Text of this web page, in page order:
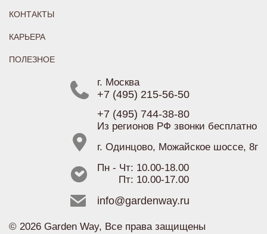
КОНТАКТЫ
КАРЬЕРА
ПОЛЕЗНОЕ
г. Москва
+7 (495) 215-56-50
+7 (495) 744-38-80
Из регионов РФ звонки бесплатно
г. Одинцово, Можайское шоссе, 8г
Пн - Чт: 10.00-18.00
Пт: 10.00-17.00
info@gardenway.ru
© 2026 Garden Way, Все права защищены